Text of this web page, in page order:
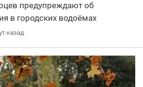
предупреждают об
в городских водоёмах
назад